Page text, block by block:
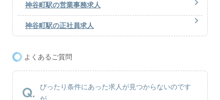
神谷町駅の営業事務求人
神谷町駅の正社員求人
よくあるご質問
ぴったり条件にあった求人が見つからないのです